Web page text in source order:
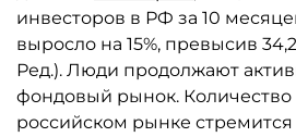
инвесторов в РФ за 10
выросло на 15%, превысив
Ред.). Люди продолжают
фондовый рынок. Количество
российском рынке стремится